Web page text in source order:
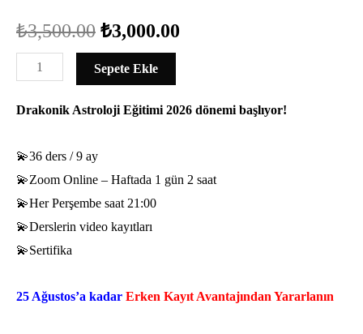
₺3,500.00 Orijinal
fiyat:
₺3,500.00.
₺3,000.00
fiyat:
Drakonik
Eğitimi
Reenkarnasyon
ve
karmik
teknikler
(Master
Seviye)
Sepete Ekle
Drakonik Astroloji Eğitimi 2026 dönemi başlıyor!
💫36 ders / 9 ay
💫Zoom Online – Haftada 1 gün 2 saat
💫Her Perşembe saat 21:00
💫Derslerin video kayıtları
💫Sertifika
25 Ağustos’a kadar Erken Kayıt Avantajından Yararlanın